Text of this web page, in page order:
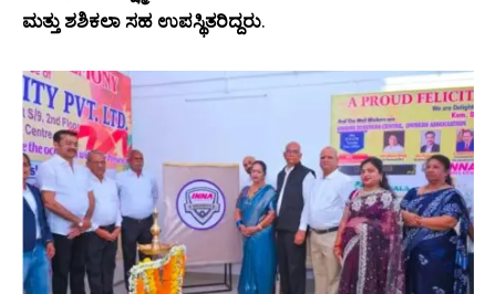
ಮತ್ತು ಶಶಿಕಲಾ ಸಹ ಉಪಸ್ಥಿತರಿದ್ದರು.